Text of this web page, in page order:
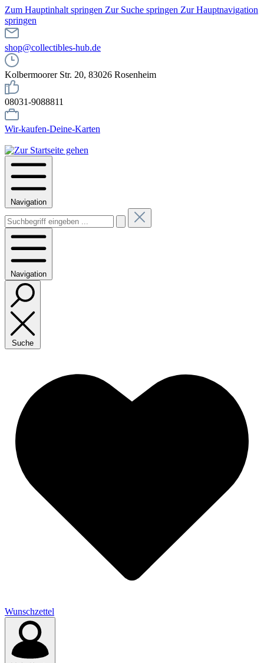
Zum Hauptinhalt springen Zur Suche springen Zur Hauptnavigation
springen
shop@collectibles-hub.de
Kolbermoorer Str. 20, 83026 Rosenheim
08031-9088811
Wir-kaufen-Deine-Karten
Navigation
Navigation
Suche
Wunschzettel